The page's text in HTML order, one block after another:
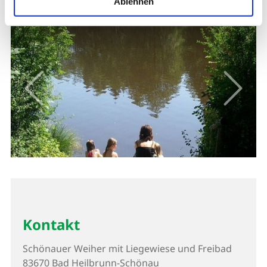
Kontakt
Schönauer Weiher mit Liegewiese und Freibad
83670 Bad Heilbrunn-Schönau